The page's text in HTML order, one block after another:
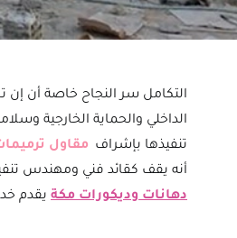
التكامل سر النجاح خاصة أن إن
الداخلي والحماية الخارجية
تنفيذها بإشراف مقاول
أنه يقف كقائد فني ومهندس
دهانات وديكورات مكة يقدم